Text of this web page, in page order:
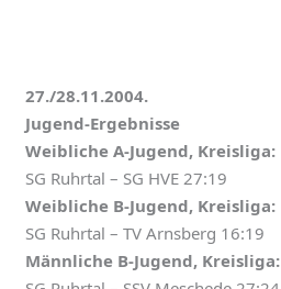
27./28.11.2004.
Jugend-Ergebnisse
Weibliche A-Jugend, Kreisliga:
SG Ruhrtal – SG HVE 27:19
Weibliche B-Jugend, Kreisliga:
SG Ruhrtal – TV Arnsberg 16:19
Männliche B-Jugend, Kreisliga: